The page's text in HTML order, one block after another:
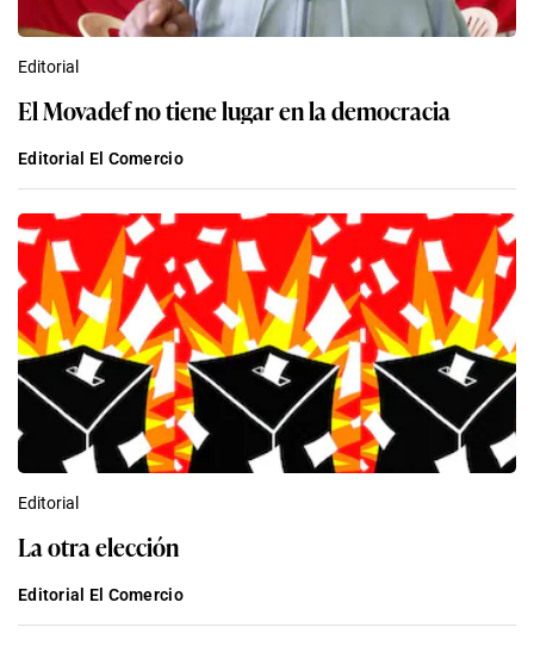
Editorial
El Movadef no tiene lugar en la democracia
Editorial El Comercio
Editorial
La otra elección
Editorial El Comercio